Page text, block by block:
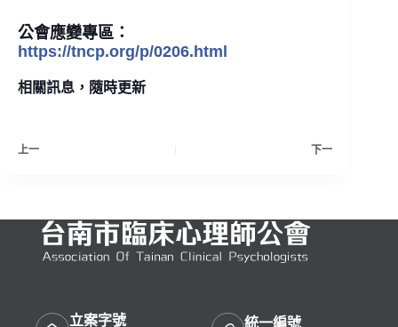
公會應變專區：
https://tncp.org/p/0206.html
相關訊息，隨時更新
上一 下一
立案字號 統一編號